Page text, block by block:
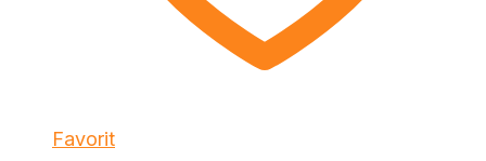
Favorit